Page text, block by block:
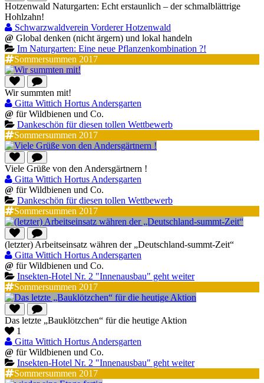
Hotzenwald Naturgarten: Echt erstaunlich – der schmalblättrige
Hohlzahn!
Schwarzwaldverein Vorderer Hotzenwald
@ Global denken (nicht ärgern) und lokal handeln
Im Naturgarten: Eine neue Pflanzenkombination ?!
Sommersummen 2017
Wir summten mit!
Gitta Wittich Hortus Andersgarten
@ für Wildbienen und Co.
Dankeschön für diesen tollen Wettbewerb
Sommersummen 2017
Viele Grüße von den Andersgärtnern !
Gitta Wittich Hortus Andersgarten
@ für Wildbienen und Co.
Dankeschön für diesen tollen Wettbewerb
Sommersummen 2017
(letzter) Arbeitseinsatz währen der „Deutschland-summt-Zeit“
Gitta Wittich Hortus Andersgarten
@ für Wildbienen und Co.
Insekten-Hotel Nr. 2 "Innenausbau" geht weiter
Sommersummen 2017
Das letzte „Bauklötzchen“ für die heutige Aktion
1
Gitta Wittich Hortus Andersgarten
@ für Wildbienen und Co.
Insekten-Hotel Nr. 2 "Innenausbau" geht weiter
Sommersummen 2017